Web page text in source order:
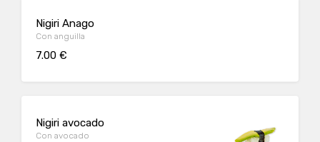
Nigiri Anago
Con anguilla
7.00 €
Nigiri avocado
Con avocado